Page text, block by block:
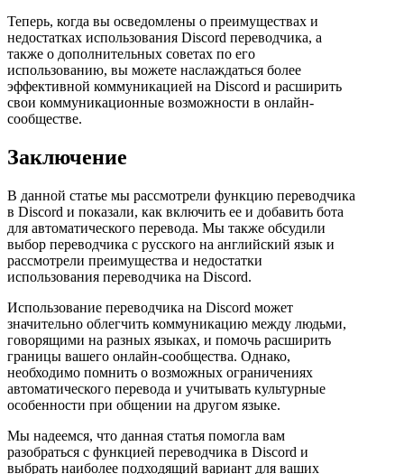
Теперь, когда вы осведомлены о преимуществах и
недостатках использования Discord переводчика, а
также о дополнительных советах по его
использованию, вы можете наслаждаться более
эффективной коммуникацией на Discord и расширить
свои коммуникационные возможности в онлайн-
сообществе.
Заключение
В данной статье мы рассмотрели функцию переводчика
в Discord и показали, как включить ее и добавить бота
для автоматического перевода. Мы также обсудили
выбор переводчика с русского на английский язык и
рассмотрели преимущества и недостатки
использования переводчика на Discord.
Использование переводчика на Discord может
значительно облегчить коммуникацию между людьми,
говорящими на разных языках, и помочь расширить
границы вашего онлайн-сообщества. Однако,
необходимо помнить о возможных ограничениях
автоматического перевода и учитывать культурные
особенности при общении на другом языке.
Мы надеемся, что данная статья помогла вам
разобраться с функцией переводчика в Discord и
выбрать наиболее подходящий вариант для ваших